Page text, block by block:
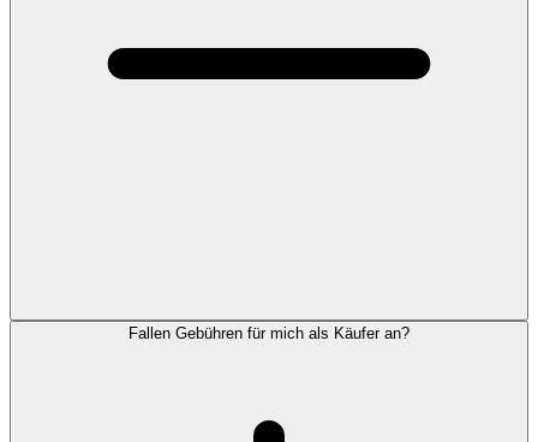
Fallen Gebühren für mich als Käufer an?